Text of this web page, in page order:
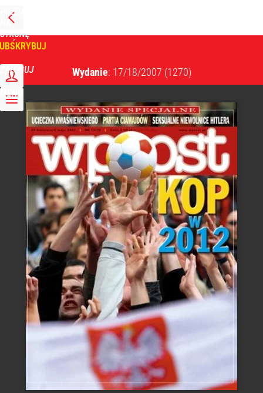
PRZEJDŹ
NA
STRONĘ
GŁÓWNĄ
ZALOGUJ
MENU
Wydanie: 17/18/2007 (1270)